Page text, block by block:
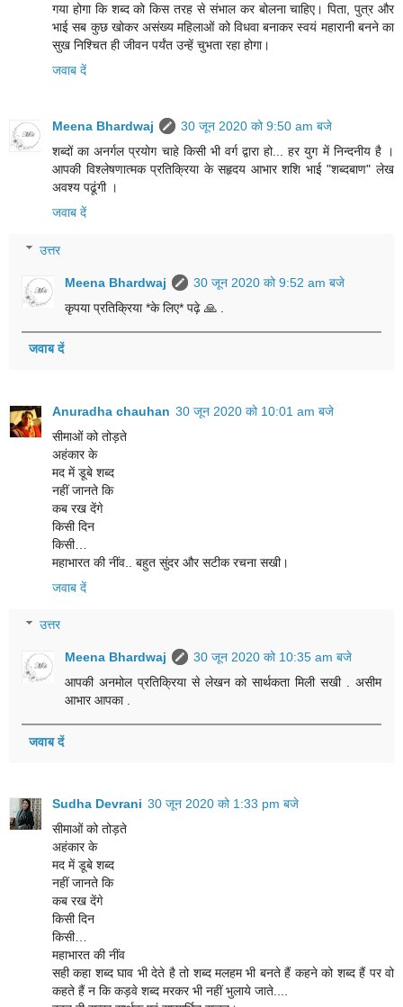
गया होगा कि शब्द को किस तरह से संभाल कर बोलना चाहिए। पिता, पुत्र और
भाई सब कुछ खोकर असंख्य महिलाओं को विधवा बनाकर स्वयं महारानी बनने का
सुख निश्चित ही जीवन पर्यंत उन्हें चुभता रहा होगा।
जवाब दें
Meena Bhardwaj
30 जून 2020 को 9:50 am बजे
शब्दों का अनर्गल प्रयोग चाहे किसी भी वर्ग द्वारा हो... हर युग में निन्दनीय है ।
आपकी विश्लेषणात्मक प्रतिक्रिया के सहृदय आभार शशि भाई "शब्दबाण" लेख
अवश्य पढूंगी ।
जवाब दें
उत्तर
Meena Bhardwaj
30 जून 2020 को 9:52 am बजे
कृपया प्रतिक्रिया *के लिए* पढ़े 🙏 .
जवाब दें
Anuradha chauhan 30 जून 2020 को 10:01 am बजे
सीमाओं को तोड़ते
अहंकार के
मद में डूबे शब्द
नहीं जानते कि
कब रख देंगे
किसी दिन
किसी…
महाभारत की नींव.. बहुत सुंदर और सटीक रचना सखी।
जवाब दें
उत्तर
Meena Bhardwaj
30 जून 2020 को 10:35 am बजे
आपकी अनमोल प्रतिक्रिया से लेखन को सार्थकता मिली सखी . असीम
आभार आपका .
जवाब दें
Sudha Devrani 30 जून 2020 को 1:33 pm बजे
सीमाओं को तोड़ते
अहंकार के
मद में डूबे शब्द
नहीं जानते कि
कब रख देंगे
किसी दिन
किसी…
महाभारत की नींव
सही कहा शब्द घाव भी देते है तो शब्द मलहम भी बनते हैं कहने को शब्द हैं पर वो
कहते हैं न कि कड़वे शब्द मरकर भी नहीं भुलाये जाते....